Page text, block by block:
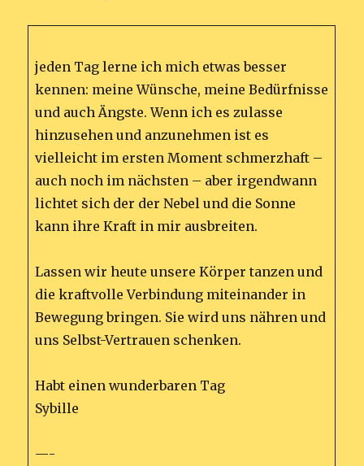
jeden Tag lerne ich mich etwas besser
kennen: meine Wünsche, meine Bedürfnisse
und auch Ängste. Wenn ich es zulasse
hinzusehen und anzunehmen ist es
vielleicht im ersten Moment schmerzhaft –
auch noch im nächsten – aber irgendwann
lichtet sich der der Nebel und die Sonne
kann ihre Kraft in mir ausbreiten.
Lassen wir heute unsere Körper tanzen und
die kraftvolle Verbindung miteinander in
Bewegung bringen. Sie wird uns nähren und
uns Selbst-Vertrauen schenken.
Habt einen wunderbaren Tag
Sybille
—-